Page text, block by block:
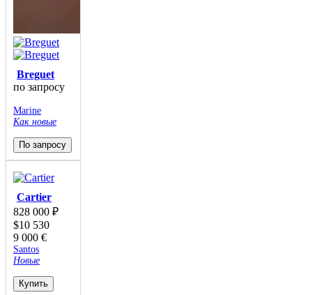
Breguet
по запросу
Marine
Как новые
По запросу
Cartier
828 000 ₽
$10 530
9 000 €
Santos
Новые
Купить